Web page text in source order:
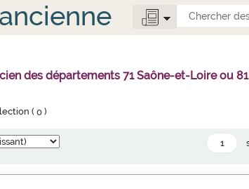
des départements 71 Saône-et-Loire ou
(0 )